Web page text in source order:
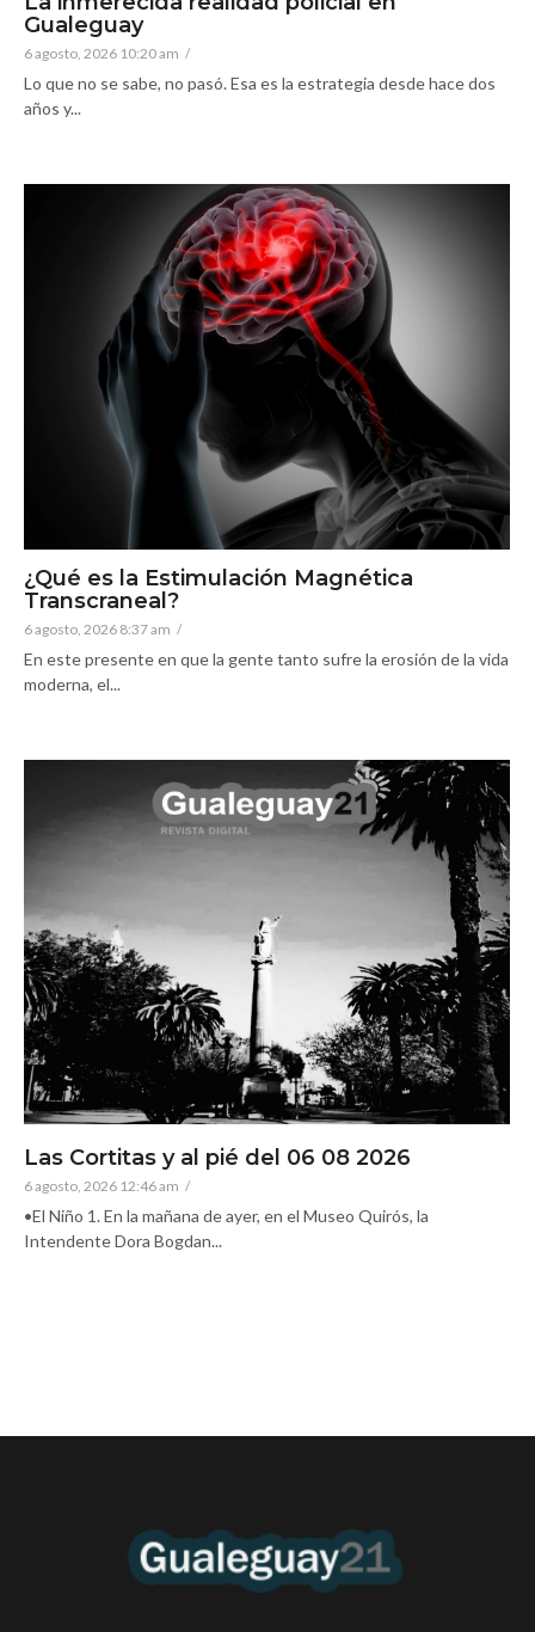
Gualeguay
6 agosto, 2026 10:20 am /
Lo que no se sabe, no pasó. Esa es la estrategia desde hace dos
años y...
¿Qué es la Estimulación Magnética
Transcraneal?
6 agosto, 2026 8:37 am /
En este presente en que la gente tanto sufre la erosión de la vida
moderna, el...
Las Cortitas y al pié del 06 08 2026
6 agosto, 2026 12:46 am /
•El Niño 1. En la mañana de ayer, en el Museo Quirós, la
Intendente Dora Bogdan...